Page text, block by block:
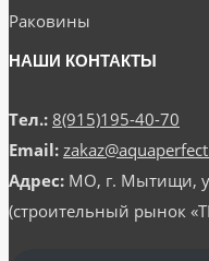
Раковины
НАШИ КОНТАКТЫ
Тел.: 8(915)195-40-70
Email:
Адрес: МО, г. Мытищи,
(строительный рынок